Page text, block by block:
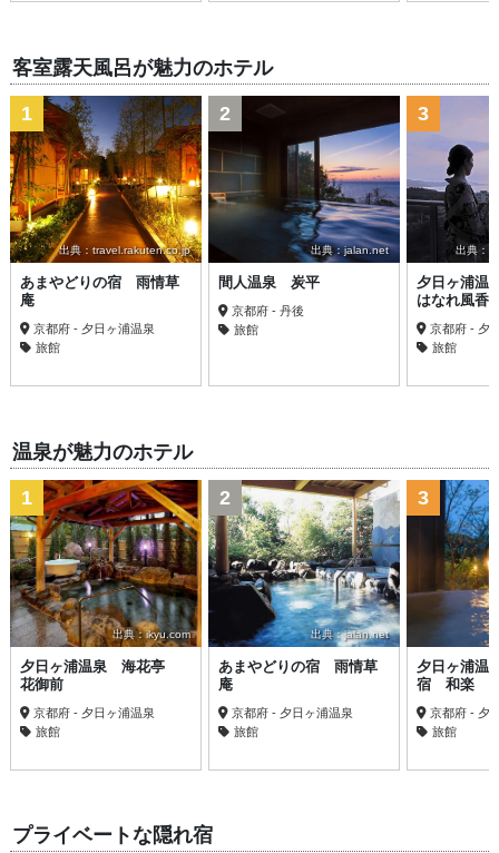
客室露天風呂が魅力のホテル
出典：travel.rakuten.co.jp
1
あまやどりの宿 雨情草
庵
京都府 - 夕日ヶ浦温泉
旅館
出典：jalan.net
2
間人温泉 炭平
京都府 - 丹後
旅館
出典：
3
夕日ヶ浦
はなれ風香
京都府 - 夕
旅館
温泉が魅力のホテル
出典：ikyu.com
1
夕日ヶ浦温泉 海花亭
花御前
京都府 - 夕日ヶ浦温泉
旅館
出典：jalan.net
2
あまやどりの宿 雨情草
庵
京都府 - 夕日ヶ浦温泉
旅館
3
夕日ヶ浦
宿 和楽
京都府 - 夕
旅館
プライベートな隠れ宿